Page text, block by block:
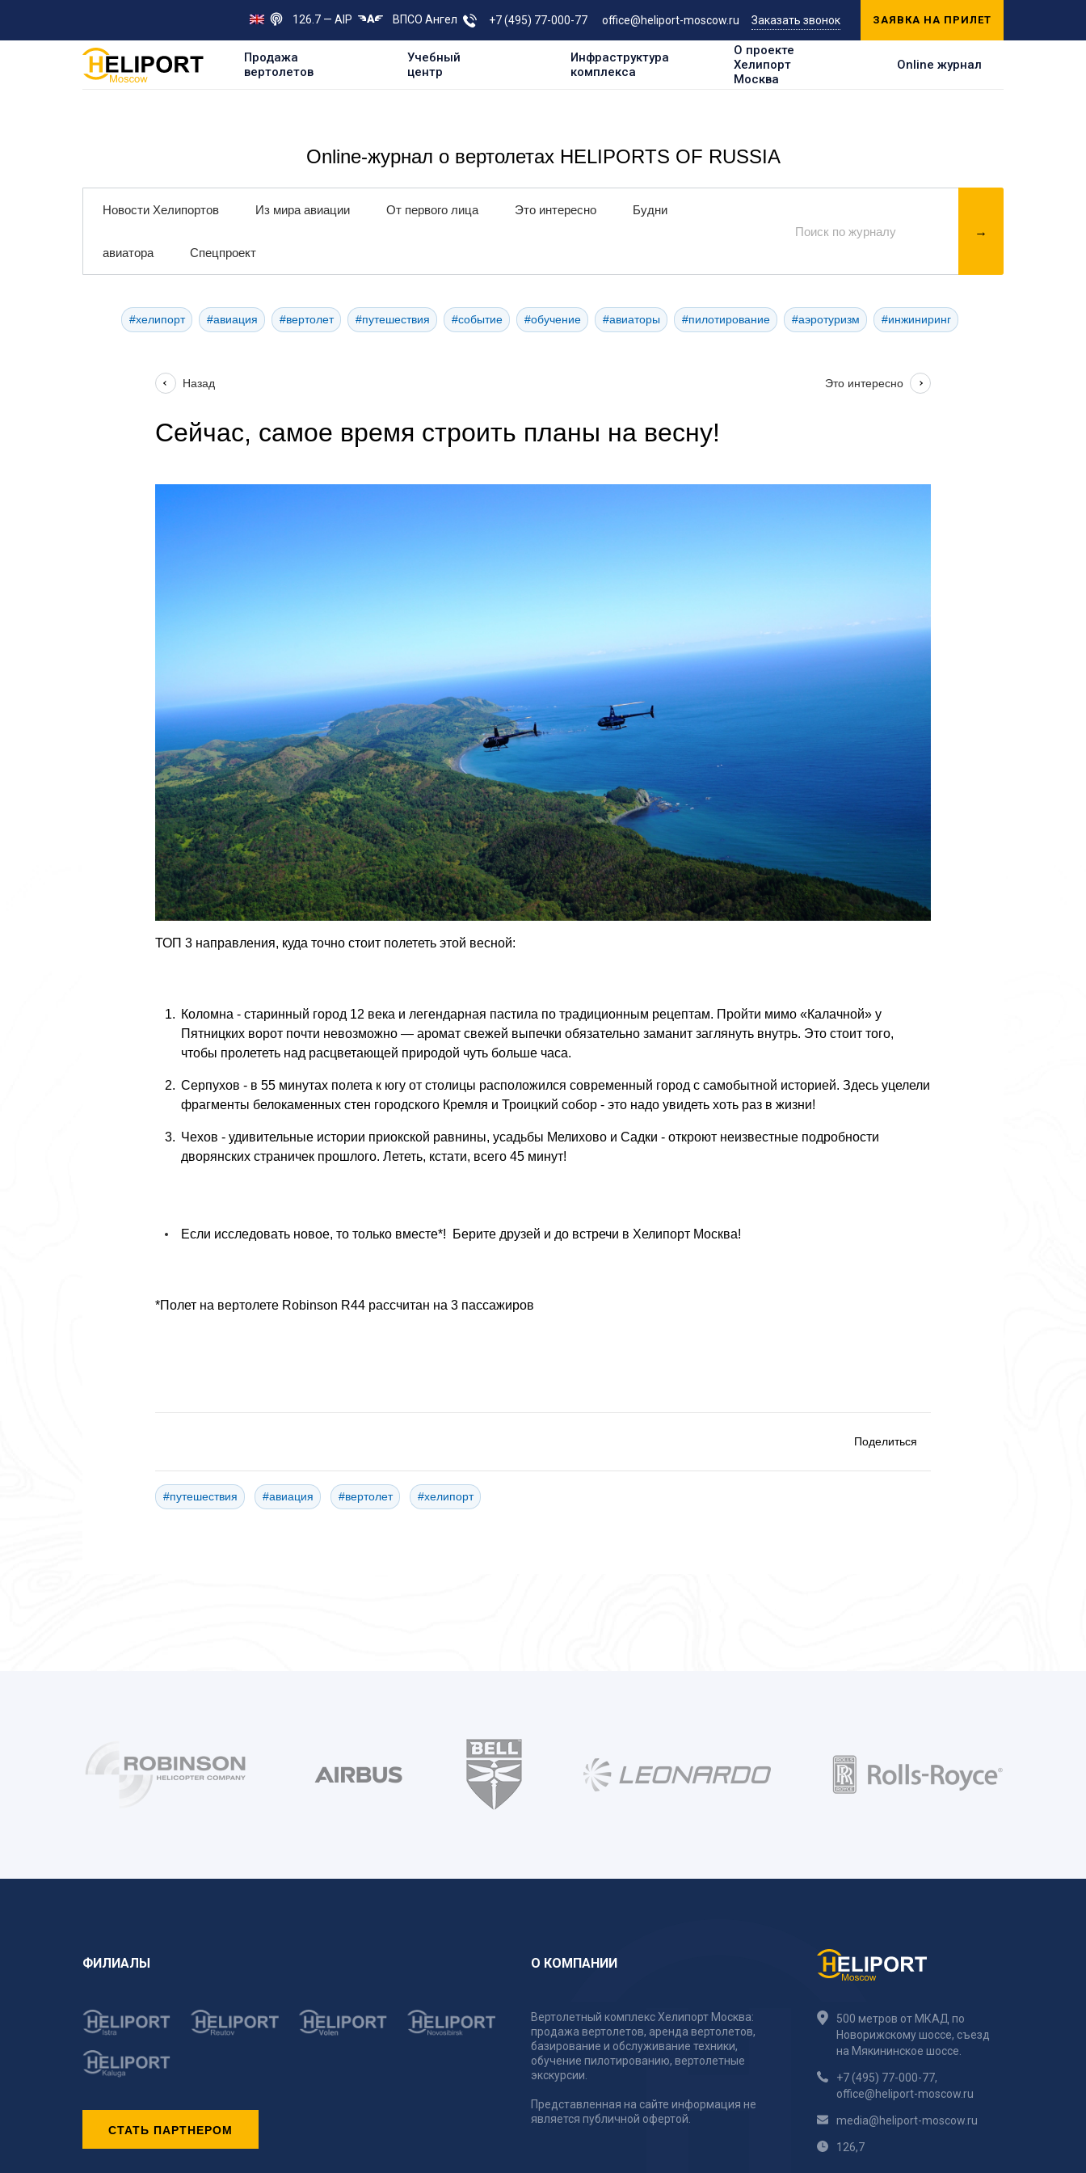
126.7 — AIP ВПСО Ангел +7 (495) 77-000-77 office@heliport-moscow.ru Заказать звонок ЗАЯВКА НА ПРИЛЕТ
Продажа
вертолетов
Учебный
центр
Инфраструктура
комплекса
О проекте
Хелипорт
Москва
Online журнал
Online-журнал о вертолетах HELIPORTS OF RUSSIA
Новости Хелипортов Из мира авиации От первого лица Это интересно Будни
авиатора Спецпроект
#хелипорт #авиация #вертолет #путешествия #событие #обучение #авиаторы #пилотирование #аэротуризм #инжиниринг
Назад Это интересно
Сейчас, самое время строить планы на весну!
ТОП 3 направления, куда точно стоит полететь этой весной:
Коломна - старинный город 12 века и легендарная пастила по традиционным рецептам. Пройти мимо «Калачной» у
Пятницких ворот почти невозможно — аромат свежей выпечки обязательно заманит заглянуть внутрь. Это стоит того,
чтобы пролететь над расцветающей природой чуть больше часа.
Серпухов - в 55 минутах полета к югу от столицы расположился современный город с самобытной историей. Здесь уцелели
фрагменты белокаменных стен городского Кремля и Троицкий собор - это надо увидеть хоть раз в жизни!
Чехов - удивительные истории приокской равнины, усадьбы Мелихово и Садки - откроют неизвестные подробности
дворянских страничек прошлого. Лететь, кстати, всего 45 минут!
Если исследовать новое, то только вместе*! Берите друзей и до встречи в Хелипорт Москва!
*Полет на вертолете Robinson R44 рассчитан на 3 пассажиров
Поделиться
#путешествия #авиация #вертолет #хелипорт
ФИЛИАЛЫ
СТАТЬ ПАРТНЕРОМ
О КОМПАНИИ
Вертолетный комплекс Хелипорт Москва:
продажа вертолетов, аренда вертолетов,
базирование и обслуживание техники,
обучение пилотированию, вертолетные
экскурсии.
Представленная на сайте информация не
является публичной офертой.
500 метров от МКАД по
Новорижскому шоссе, съезд
на Мякининское шоссе.
+7 (495) 77-000-77,
office@heliport-moscow.ru
media@heliport-moscow.ru
126,7